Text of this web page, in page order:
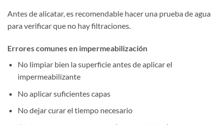
Antes de alicatar, es recomendable hacer una prueba de agua
para verificar que no hay filtraciones.
Errores comunes en impermeabilización
No limpiar bien la superficie antes de aplicar el
impermeabilizante
No aplicar suficientes capas
No dejar curar el tiempo necesario